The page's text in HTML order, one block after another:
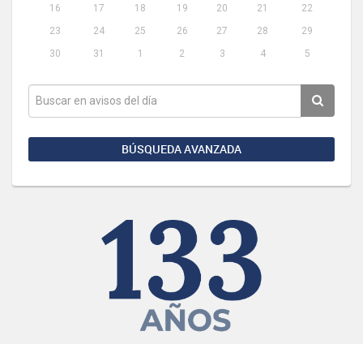
16
17 18 19 20 21
22
23
24 25 26 27 28
29
30
31 1 2 3 4 5
BÚSQUEDA AVANZADA